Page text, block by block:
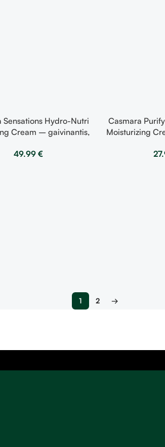
Sensations Hydro-Nutri
Cream – gaivinantis,
49.99€
Casmara
Moisturizing
1 2 →